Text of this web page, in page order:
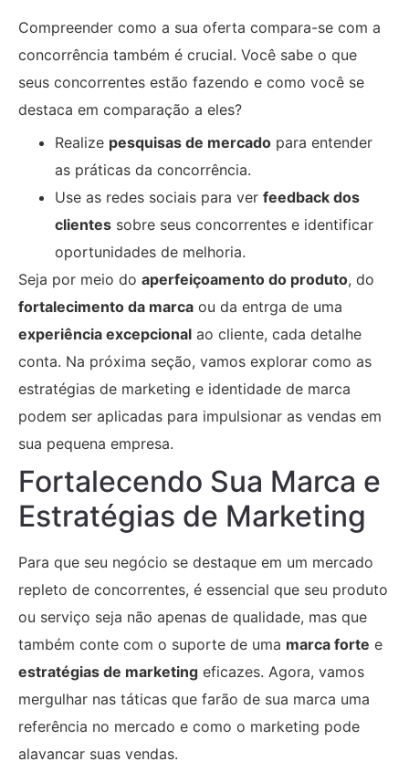
Compreender como a sua oferta compara-se com a
concorrência também é crucial. Você sabe o que
seus concorrentes estão fazendo e como você se
destaca em comparação a eles?
Realize pesquisas de mercado para entender
as práticas da concorrência.
Use as redes sociais para ver feedback dos
clientes sobre seus concorrentes e identificar
oportunidades de melhoria.
Seja por meio do aperfeiçoamento do produto, do
fortalecimento da marca ou da entrga de uma
experiência excepcional ao cliente, cada detalhe
conta. Na próxima seção, vamos explorar como as
estratégias de marketing e identidade de marca
podem ser aplicadas para impulsionar as vendas em
sua pequena empresa.
Fortalecendo Sua Marca e
Estratégias de Marketing
Para que seu negócio se destaque em um mercado
repleto de concorrentes, é essencial que seu produto
ou serviço seja não apenas de qualidade, mas que
também conte com o suporte de uma marca forte e
estratégias de marketing eficazes. Agora, vamos
mergulhar nas táticas que farão de sua marca uma
referência no mercado e como o marketing pode
alavancar suas vendas.